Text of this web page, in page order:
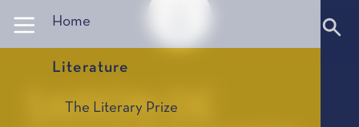
Home
Literature
The Literary Prize
SAISON DE